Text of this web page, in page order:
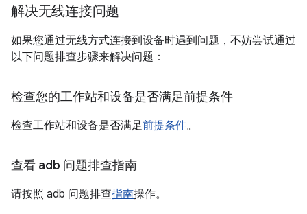
解决无线连接问题
如果您通过无线方式连接到设备时遇到问题，不妨尝试通过
以下问题排查步骤来解决问题：
检查您的工作站和设备是否满足前提条件
检查工作站和设备是否满足前提条件。
查看 adb 问题排查指南
请按照 adb 问题排查指南操作。